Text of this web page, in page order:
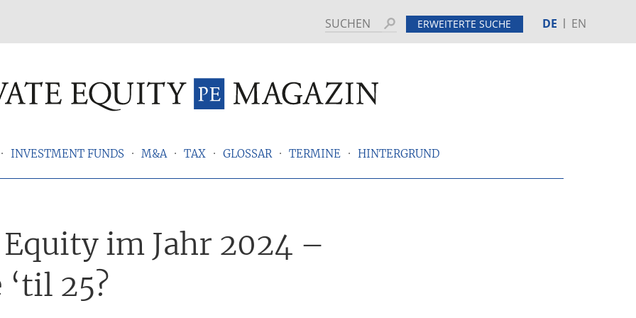
Suchen ERWEITERTE SUCHE DE EN
INVESTMENT FUNDS M&A TAX GLOSSAR TERMINE HINTERGRUND
im Jahr 2024 –
25?